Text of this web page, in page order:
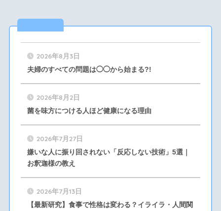
2026年8月3日
夫婦のすべての問題は◯◯から始まる?!
2026年8月2日
菌を味方につける人ほど健康になる理由
2026年7月27日
嫌いな人に振り回されない「反応しない技術」5選｜
お釈迦様の教え
2026年7月13日
【最新研究】食事で性格は変わる？イライラ・人間関